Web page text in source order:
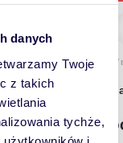
danych
Twoje
z takich
tychże,
85,77
dom
779